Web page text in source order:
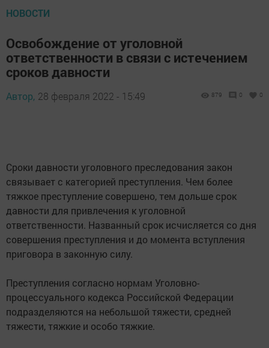
НОВОСТИ
Освобождение от уголовной
ответственности в связи с истечением
сроков давности
Автор, 28 февраля 2022 - 15:49 879 0 0
Сроки давности уголовного преследования закон
связывает с категорией преступления. Чем более
тяжкое преступление совершено, тем дольше срок
давности для привлечения к уголовной
ответственности. Названный срок исчисляется со дня
совершения преступления и до момента вступления
приговора в законную силу.
Преступления согласно нормам Уголовно-
процессуального кодекса Российской Федерации
подразделяются на небольшой тяжести, средней
тяжести, тяжкие и особо тяжкие.